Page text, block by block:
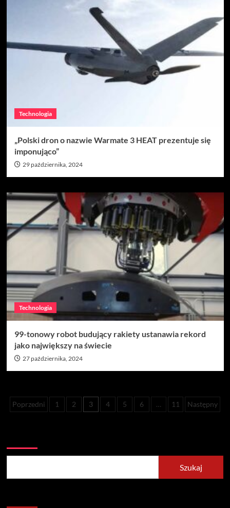
Technologia
„Polski dron o nazwie Warmate 3 HEAT prezentuje się
imponująco”
29 października, 2024
Technologia
99-tonowy robot budujący rakiety ustanawia rekord
jako największy na świecie
27 października, 2024
Stronicowanie
Poprzedni 1 2 3 4 5 6 … 11 Następny
Szukaj